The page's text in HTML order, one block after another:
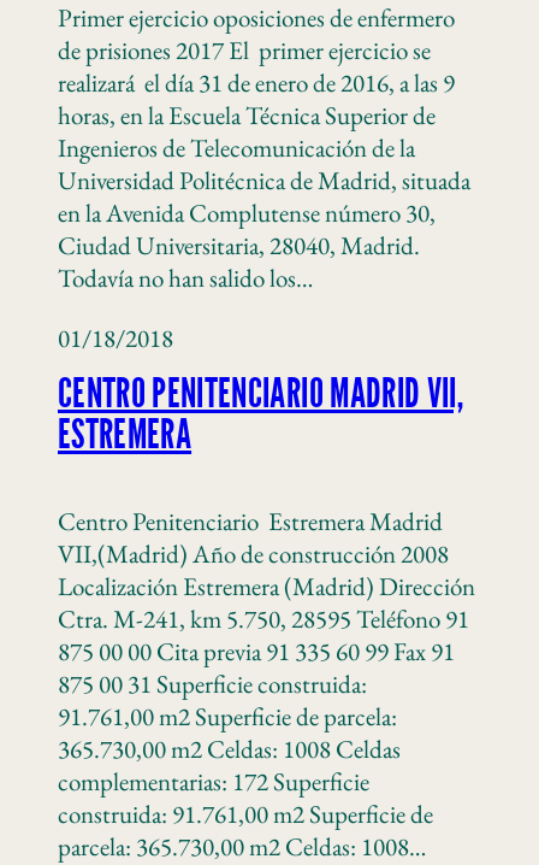
Primer ejercicio oposiciones de enfermero
de prisiones 2017 El primer ejercicio se
realizará el día 31 de enero de 2016, a las 9
horas, en la Escuela Técnica Superior de
Ingenieros de Telecomunicación de la
Universidad Politécnica de Madrid, situada
en la Avenida Complutense número 30,
Ciudad Universitaria, 28040, Madrid.
Todavía no han salido los…
01/18/2018
CENTRO PENITENCIARIO MADRID VII,
ESTREMERA
Centro Penitenciario Estremera Madrid
VII,(Madrid) Año de construcción 2008
Localización Estremera (Madrid) Dirección
Ctra. M-241, km 5.750, 28595 Teléfono 91
875 00 00 Cita previa 91 335 60 99 Fax 91
875 00 31 Superficie construida:
91.761,00 m2 Superficie de parcela:
365.730,00 m2 Celdas: 1008 Celdas
complementarias: 172 Superficie
construida: 91.761,00 m2 Superficie de
parcela: 365.730,00 m2 Celdas: 1008…